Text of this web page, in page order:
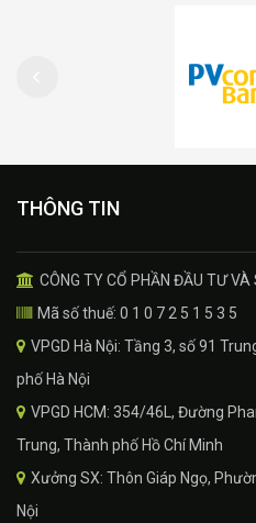
THÔNG TIN
CÔNG TY CỔ PHẦN ĐẦU TƯ VÀ
Mã số thuế: 0 1 0 7 2 5 1 5 3 5
VPGD Hà Nội: Tầng 3, số 91
phố Hà Nội
VPGD HCM: 354/46L, Đường
Trung, Thành phố Hồ Chí Minh
Xưởng SX: Thôn Giáp Ngọ,
Nội